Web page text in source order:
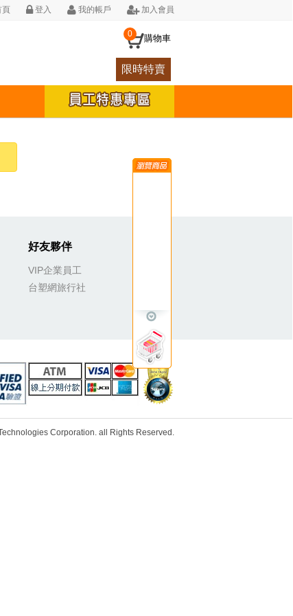
頁 登入 我的帳戶 加入會員
0 購物車
限時特賣
好友夥伴
VIP企業員工
台塑網旅行社
Corporation. all Rights Reserved.